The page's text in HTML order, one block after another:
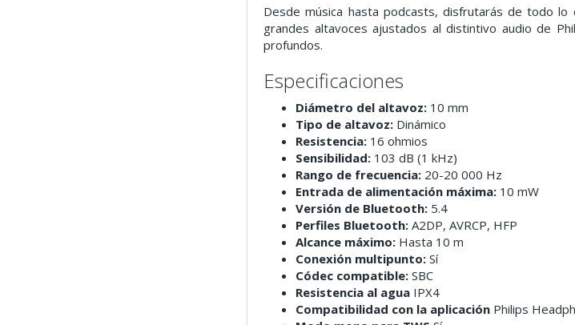
Desde música hasta podcasts, disfrutarás de todo lo
grandes altavoces ajustados al distintivo audio de
profundos.
Especificaciones
Diámetro del altavoz: 10 mm
Tipo de altavoz: Dinámico
Resistencia: 16 ohmios
Sensibilidad: 103 dB (1 kHz)
Rango de frecuencia: 20-20 000 Hz
Entrada de alimentación máxima: 10 mW
Versión de Bluetooth: 5.4
Perfiles Bluetooth: A2DP, AVRCP, HFP
Alcance máximo: Hasta 10 m
Conexión multipunto: Sí
Códec compatible: SBC
Resistencia al agua IPX4
Compatibilidad con la aplicación Philips